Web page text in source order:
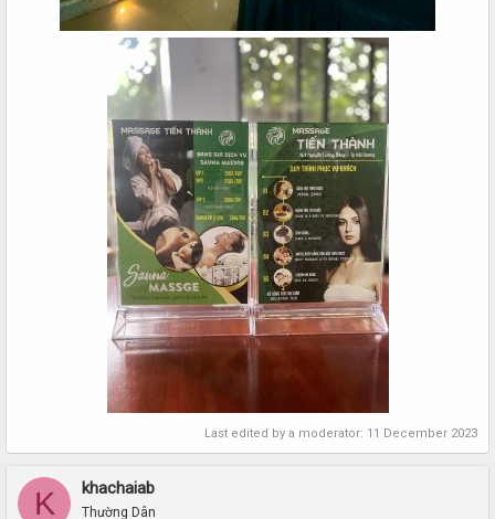
Last edited by a moderator: 11 December 2023
K khachaiab
Thường Dân